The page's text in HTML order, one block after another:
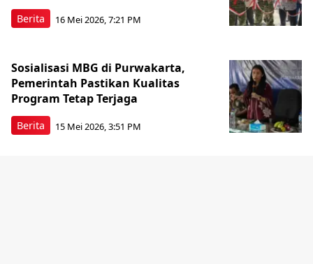
Berita 16 Mei 2026, 7:21 PM
Berita
Sosialisasi MBG di Purwakarta,
Pemerintah Pastikan Kualitas
Program Tetap Terjaga
15 Mei 2026, 3:51 PM